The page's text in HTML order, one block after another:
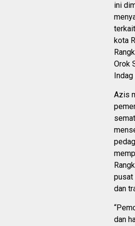
ini
kota
Orok
Indag
Azis
pusat
dan
dan